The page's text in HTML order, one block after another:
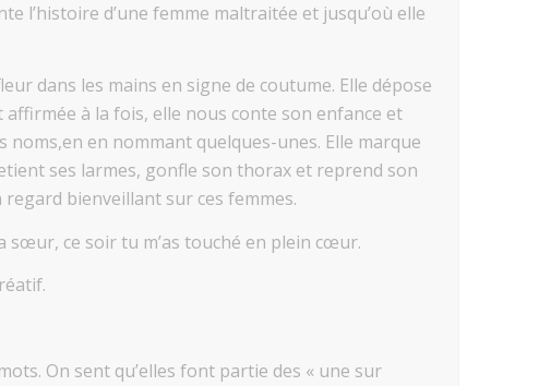
l’histoire d’une femme maltraitée et jusqu’où elle
dans les mains en signe de coutume. Elle dépose
à la fois, elle nous conte son enfance et
en nommant quelques-unes. Elle marque
ses larmes, gonfle son thorax et reprend son
bienveillant sur ces femmes.
sœur, ce soir tu m’as touché en plein cœur.
On sent qu’elles font partie des « une sur